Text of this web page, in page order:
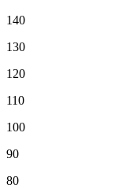
140
130
120
110
100
90
80